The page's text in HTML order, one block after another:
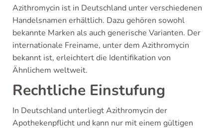
Azithromycin ist in Deutschland unter verschiedenen
Handelsnamen erhältlich. Dazu gehören sowohl
bekannte Marken als auch generische Varianten. Der
internationale Freiname, unter dem Azithromycin
bekannt ist, erleichtert die Identifikation von
Ähnlichem weltweit.
Rechtliche Einstufung
In Deutschland unterliegt Azithromycin der
Apothekenpflicht und kann nur mit einem gültigen